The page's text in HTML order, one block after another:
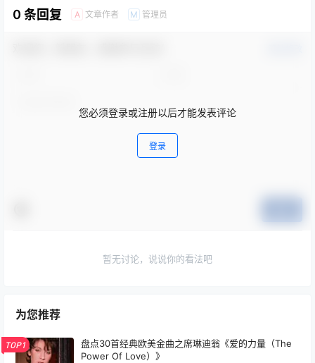
0 条回复 A 文章作者 M 管理员
您必须登录或注册以后才能发表评论
登录
暂无讨论，说说你的看法吧
为您推荐
TOP1
盘点30首经典欧美金曲之席琳迪翁《爱的力量（The
Power Of Love）》